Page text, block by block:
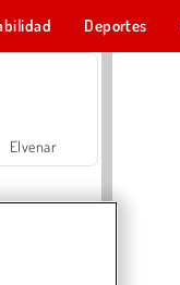
Deportes
Elvenar